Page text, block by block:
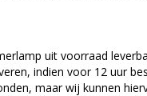
uit voorraad
indien voor 12 uur
maar wij kunnen